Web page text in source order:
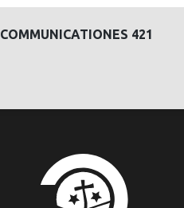
COMMUNICATIONES 421